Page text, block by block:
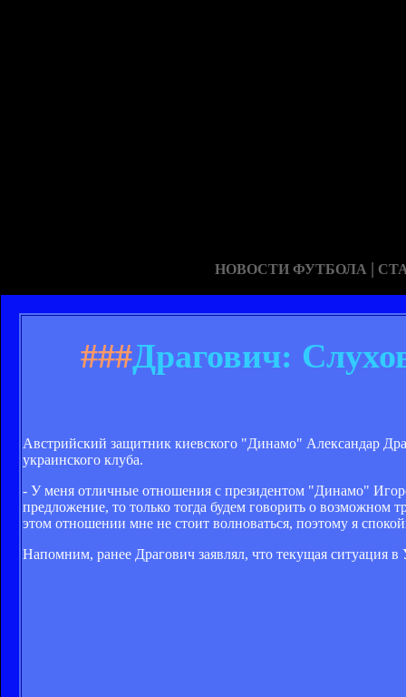
НОВОСТИ ФУТБОЛА |
###Драгович:
Австрийский защитник киевского "Динамо" Александар
украинского клуба.
- У меня отличные отношения с президентом "Динамо"
предложение, то только тогда будем говорить о возможном
этом отношении мне не стоит волноваться, поэтому я
Напомним, ранее Драгович заявлял, что текущая ситуация